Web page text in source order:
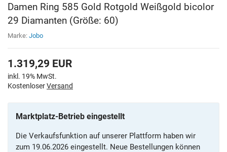
Damen Ring 585 Gold Rotgold Weißgold bicolor
29 Diamanten (Größe: 60)
Marke: Jobo
1.319,29 EUR
inkl. 19% MwSt.
KostenloserVersand
Marktplatz-Betrieb eingestellt
Die Verkaufsfunktion auf unserer Plattform haben wir
zum 19.06.2026 eingestellt. Neue Bestellungen können